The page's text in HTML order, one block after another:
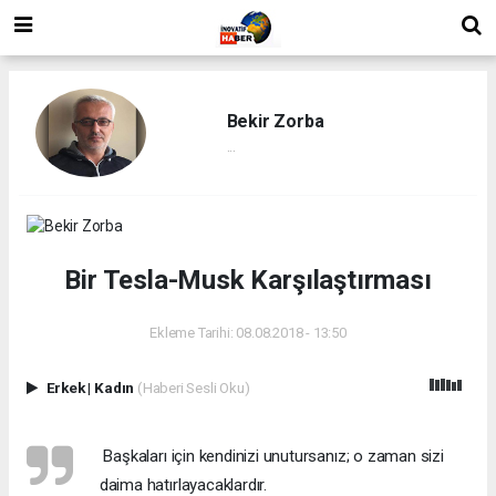
Bekir Zorba
Bir Tesla-Musk Karşılaştırması
Ekleme Tarihi: 08.08.2018 - 13:50
Erkek| Kadın (Haberi Sesli Oku)
 Başkaları için kendinizi unutursanız; o zaman sizi
daima hatırlayacaklardır.